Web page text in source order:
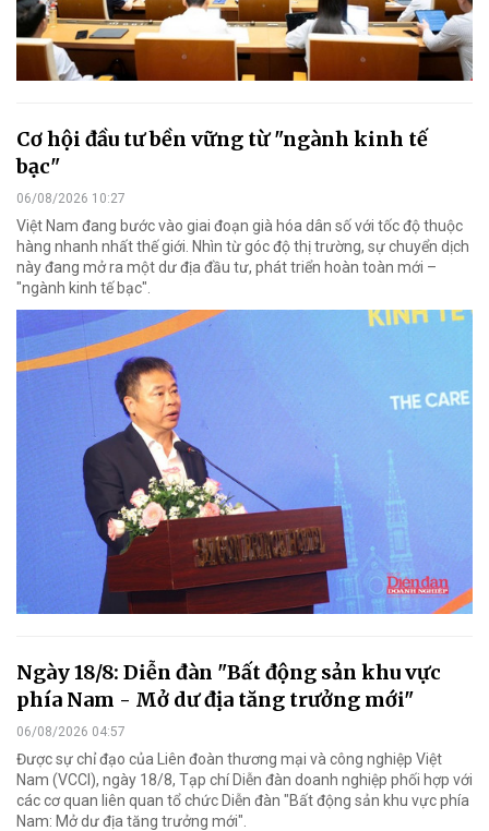
Cơ hội đầu tư bền vững từ "ngành kinh tế
bạc"
06/08/2026 10:27
Việt Nam đang bước vào giai đoạn già hóa dân số với tốc độ thuộc
hàng nhanh nhất thế giới. Nhìn từ góc độ thị trường, sự chuyển dịch
này đang mở ra một dư địa đầu tư, phát triển hoàn toàn mới –
"ngành kinh tế bạc".
Ngày 18/8: Diễn đàn "Bất động sản khu vực
phía Nam - Mở dư địa tăng trưởng mới"
06/08/2026 04:57
Được sự chỉ đạo của Liên đoàn thương mại và công nghiệp Việt
Nam (VCCI), ngày 18/8, Tạp chí Diễn đàn doanh nghiệp phối hợp với
các cơ quan liên quan tổ chức Diễn đàn "Bất động sản khu vực phía
Nam: Mở dư địa tăng trưởng mới".